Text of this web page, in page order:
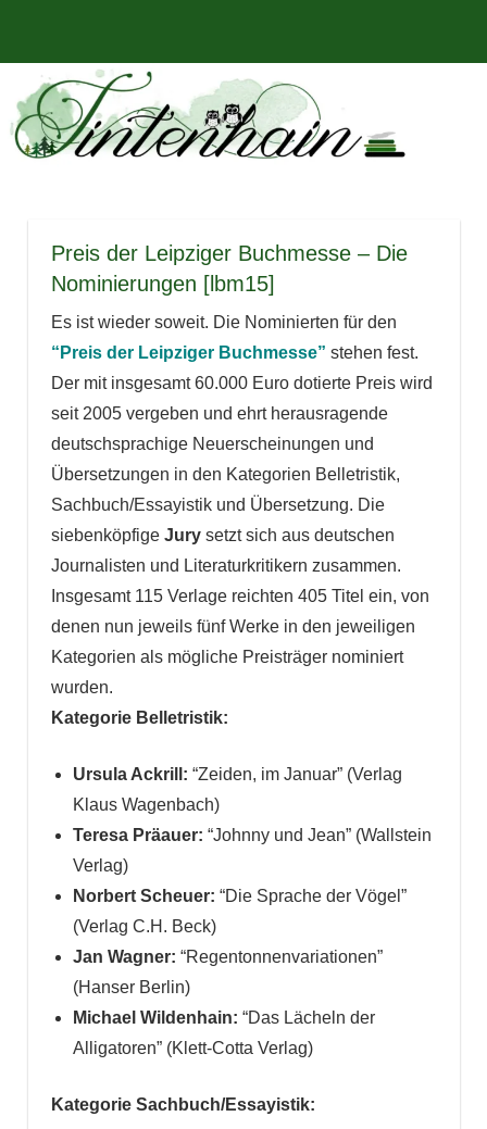
springen
Tintenhain
–
Der
Rezensionen
und
mehr
Preis der Leipziger Buchmesse – Die
Nominierungen [lbm15]
Es ist wieder soweit. Die Nominierten für den
“Preis der Leipziger Buchmesse” stehen fest.
Der mit insgesamt 60.000 Euro dotierte Preis wird
seit 2005 vergeben und ehrt herausragende
deutschsprachige Neuerscheinungen und
Übersetzungen in den Kategorien Belletristik,
Sachbuch/Essayistik und Übersetzung. Die
siebenköpfige Jurysetzt sich aus deutschen
Journalisten und Literaturkritikern zusammen.
Insgesamt 115 Verlage reichten 405 Titel ein, von
denen nun jeweils fünf Werke in den jeweiligen
Kategorien als mögliche Preisträger nominiert
wurden.
Kategorie Belletristik:
Ursula Ackrill: “Zeiden, im Januar” (Verlag
Klaus Wagenbach)
Teresa Präauer: “Johnny und Jean” (Wallstein
Verlag)
Norbert Scheuer: “Die Sprache der Vögel”
(Verlag C.H. Beck)
Jan Wagner: “Regentonnenvariationen”
(Hanser Berlin)
Michael Wildenhain: “Das Lächeln der
Alligatoren” (Klett-Cotta Verlag)
Kategorie Sachbuch/Essayistik: